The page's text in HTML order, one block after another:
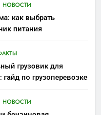
НОВОСТИ
как выбрать
питания
грузовик для
по грузоперевозке
НОВОСТИ